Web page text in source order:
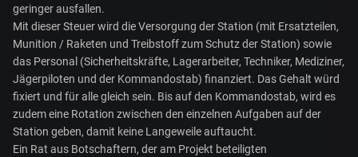
geringer ausfallen.
Mit dieser Steuer wird die Versorgung der Station (mit Ersatzteilen,
Munition / Raketen und Treibstoff zum Schutz der Station) sowie
das Personal (Sicherheitskräfte, Lagerarbeiter, Techniker, Mediziner,
Jägerpiloten und der Kommandostab) finanziert. Das Gehalt würd
fixiert und für alle gleich sein. Bis auf den Kommandostab, wird es
zudem eine Rotation zwischen den einzelnen Aufgaben auf der
Station geben, damit keine Langeweile auftaucht.
Ein Rat aus Botschaftern, der am Projekt beteiligten